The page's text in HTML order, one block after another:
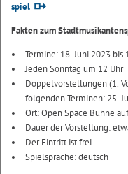
spiel
Fakten zum
Termine: 18. Juni 2023 bis
Jeden Sonntag um 12 Uhr
Doppelvorstellungen (1.
folgenden Terminen: 25.
Ort: Open Space Bühne
Dauer der Vorstellung:
Der Eintritt ist frei.
Spielsprache: deutsch